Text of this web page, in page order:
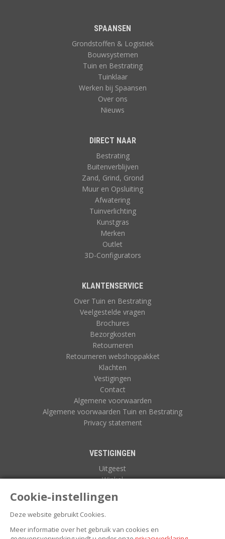
Cookie-instellingen
Deze website gebruikt Cookies.
Meer informatie over het gebruik van cookies en
SPAANSEN
Grondstoffen & Logistiek
Bouwsystemen
Tuin en Bestrating
Tuinklaar
Werken bij Spaansen
Over ons
Nieuws
DIRECT NAAR
Bestrating
Buitenverblijven
Zand, Grind, Grond
Muur en Opsluiting
Afwatering
Tuinverlichting
Kunstgras
Merken
Outlet
3D-Configurators
KLANTENSERVICE
Over Tuin en Bestrating
Veelgestelde vragen
Brochures
Bezorgkosten
Retourneren
Retourneren webshoppakket
Klachten
Vestigingen
Contact
Algemene voorwaarden
Algemene voorwaarden Tuin en Bestrating
Privacy statement
VESTIGINGEN
Uitgeest
Winkel
Zuidoostbeemster